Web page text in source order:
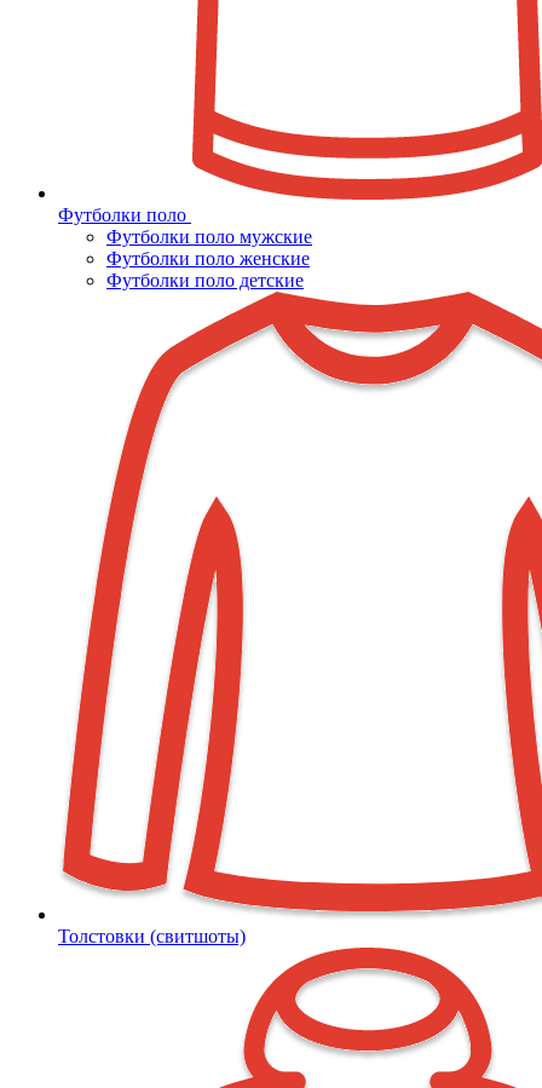
Футболки поло
Футболки поло мужские
Футболки поло женские
Футболки поло детские
Толстовки (свитшоты)